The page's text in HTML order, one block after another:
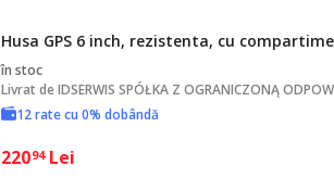
Husa GPS 6 inch, rezistenta, cu
în stoc
Livrat deIDSERWIS SPÓŁKA Z OGRANICZONĄ
12 rate cu 0% dobândă
22094 Lei